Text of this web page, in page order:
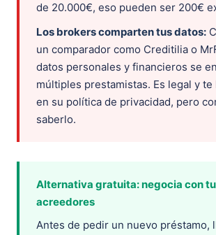
de 20.000€, eso pueden ser 200€
Los brokers comparten tus datos:
un comparador como Creditilia o
datos personales y financieros se
múltiples prestamistas. Es legal y te
en su política de privacidad, pero
saberlo.
Alternativa gratuita: negocia con
acreedores
Antes de pedir un nuevo préstamo,